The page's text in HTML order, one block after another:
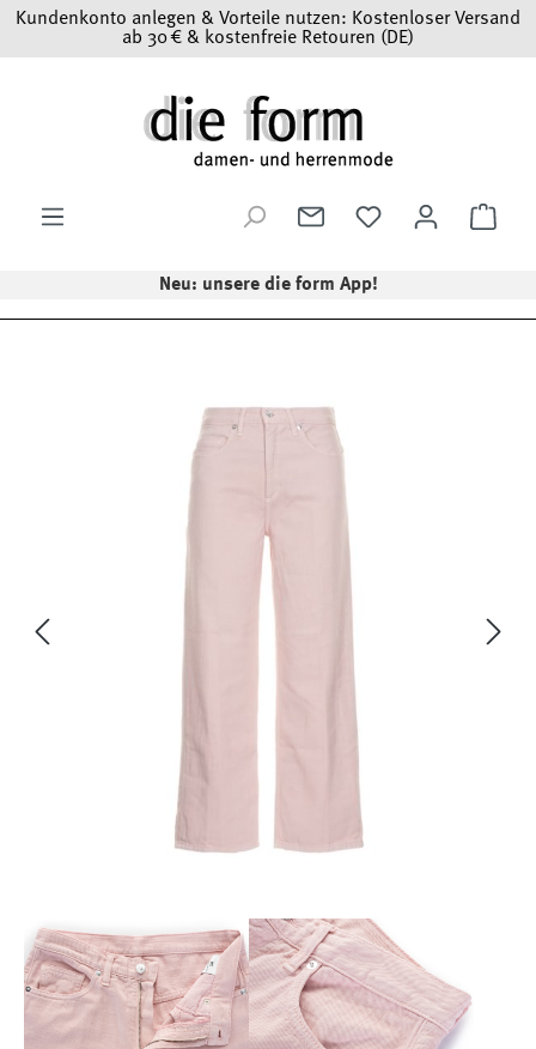
Zum Hauptinhalt springen
Kundenkonto anlegen & Vorteile nutzen: Kostenloser Versand
ab 30 € & kostenfreie Retouren (DE)
Neu: unsere die form App!